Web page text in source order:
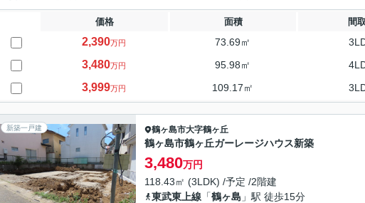
価格 面積 間
2,390万円 73.69㎡
3,480万円 95.98㎡
3,999万円 109.17㎡
新築一戸建 鶴ヶ島市大字鶴ヶ丘
鶴ヶ島市鶴ヶ丘ガーレージハウス新築
3,480万円
118.43㎡ (3LDK) /予定 /2階建
東武東上線 「鶴ヶ島 」駅 徒歩15分